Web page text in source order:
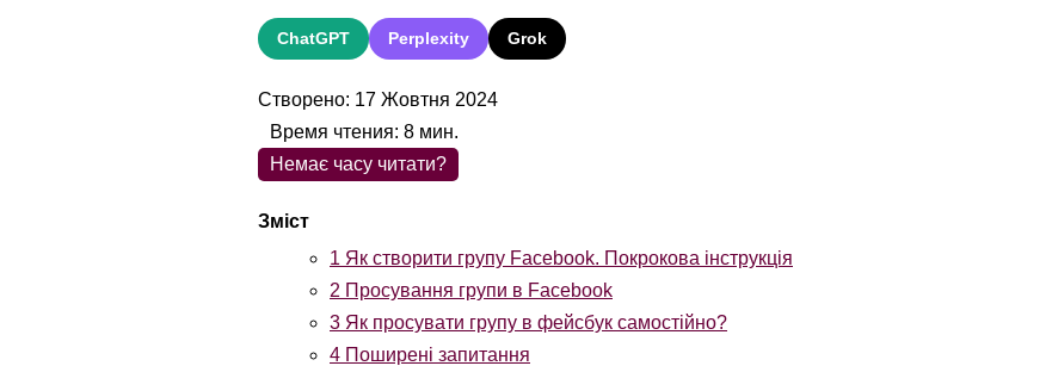
ChatGPT Perplexity Grok
Створено: 17 Жовтня 2024
Немає часу читати?
1 Як створити групу Facebook. Покрокова інструкція
2 Просування групи в Facebook
3 Як просувати групу в фейсбук самостійно?
4 Поширені запитання
Время чтения: 8 мин.